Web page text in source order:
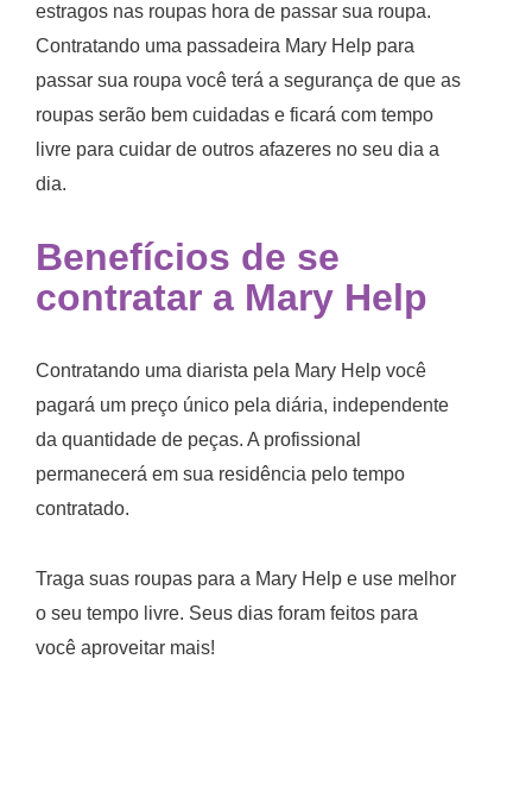
estragos nas roupas hora de passar sua roupa.
Contratando uma passadeira Mary Help para
passar sua roupa você terá a segurança de que as
roupas serão bem cuidadas e ficará com tempo
livre para cuidar de outros afazeres no seu dia a
dia.
Benefícios de se
contratar a Mary Help
Contratando uma diarista pela Mary Help você
pagará um preço único pela diária, independente
da quantidade de peças. A profissional
permanecerá em sua residência pelo tempo
contratado.
Traga suas roupas para a Mary Help e use melhor
o seu tempo livre. Seus dias foram feitos para
você aproveitar mais!